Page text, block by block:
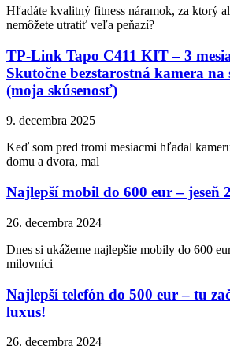
Hľadáte kvalitný fitness náramok, za ktorý
nemôžete utratiť veľa peňazí?
TP-Link Tapo C411 KIT – 3
Skutočne bezstarostná kamera
(moja skúsenosť)
9. decembra 2025
Keď som pred tromi mesiacmi hľadal
domu a dvora, mal
Najlepší mobil do 600 eur – jeseň
26. decembra 2024
Dnes si ukážeme najlepšie mobily do 600
milovníci
Najlepší telefón do 500 eur – tu
luxus!
26. decembra 2024